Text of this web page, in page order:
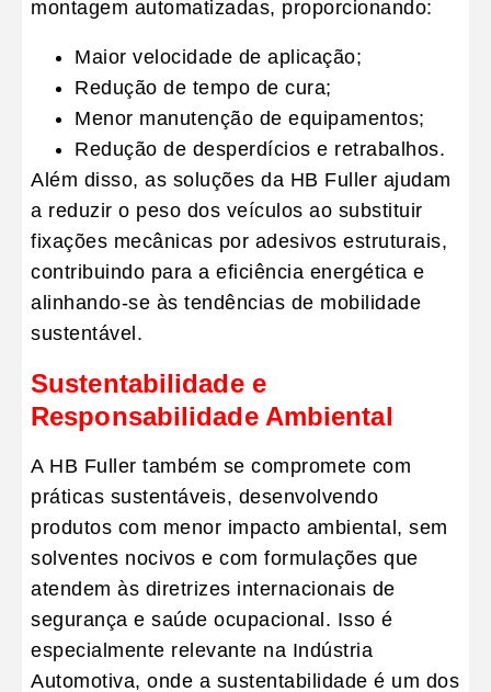
montagem automatizadas, proporcionando:
Maior velocidade de aplicação;
Redução de tempo de cura;
Menor manutenção de equipamentos;
Redução de desperdícios e retrabalhos.
Além disso, as soluções da HB Fuller ajudam
a reduzir o peso dos veículos ao substituir
fixações mecânicas por adesivos estruturais,
contribuindo para a eficiência energética e
alinhando-se às tendências de mobilidade
sustentável.
Sustentabilidade e
Responsabilidade Ambiental
A HB Fuller também se compromete com
práticas sustentáveis, desenvolvendo
produtos com menor impacto ambiental, sem
solventes nocivos e com formulações que
atendem às diretrizes internacionais de
segurança e saúde ocupacional. Isso é
especialmente relevante na Indústria
Automotiva, onde a sustentabilidade é um dos